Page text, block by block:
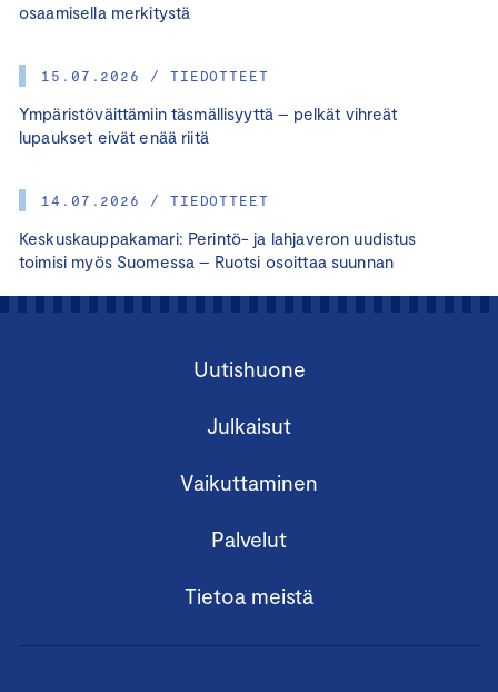
osaamisella merkitystä
15.07.2026 / TIEDOTTEET
Ympäristöväittämiin täsmällisyyttä – pelkät vihreät
lupaukset eivät enää riitä
14.07.2026 / TIEDOTTEET
Keskuskauppakamari: Perintö- ja lahjaveron uudistus
toimisi myös Suomessa – Ruotsi osoittaa suunnan
Uutishuone
Julkaisut
Vaikuttaminen
Palvelut
Tietoa meistä